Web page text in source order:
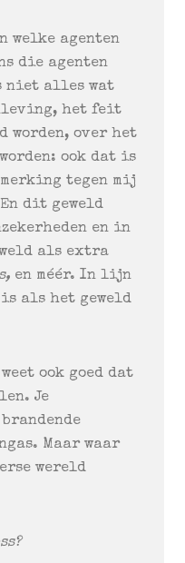
welke agenten
die agenten
niet alles wat
het feit
worden, over het
ook dat is
tegen mij
dit geweld
en in
als extra
en méér. In lijn
is als het geweld
ook goed dat
Je
Maar waar
wereld